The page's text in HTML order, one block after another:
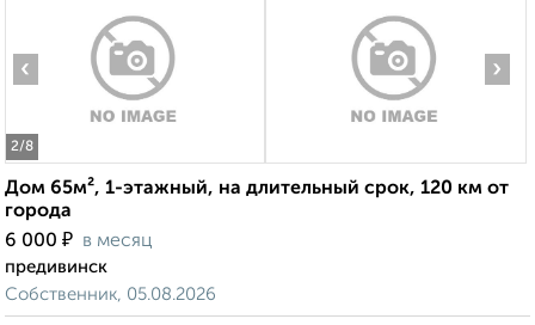
2/8
‹ ›
Дом 65м², 1-этажный, на длительный срок, 120 км от
города
6 000 ₽ в месяц
предивинск
Собственник, 05.08.2026